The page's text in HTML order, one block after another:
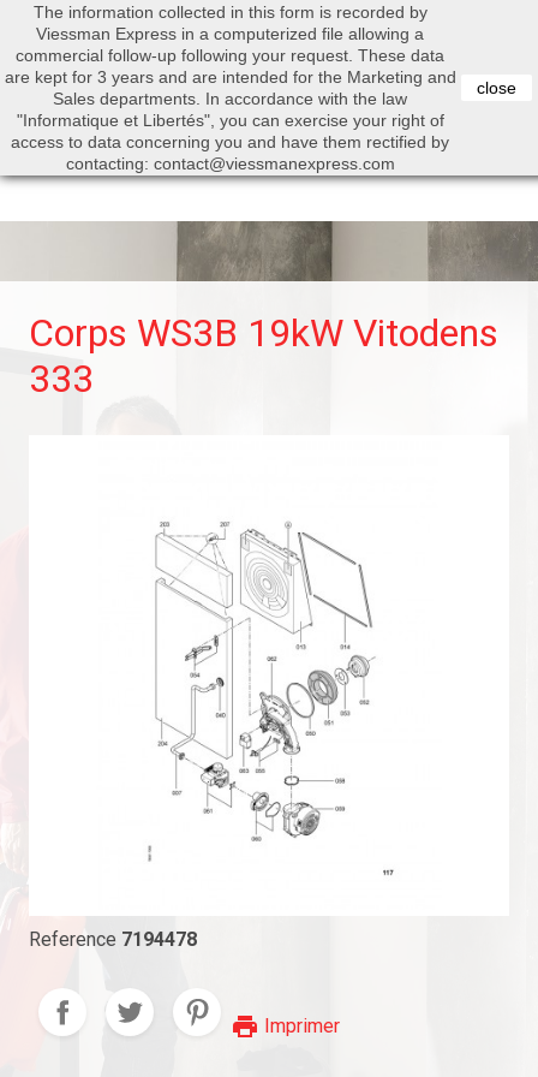
 
Search
Corps WS3B 19kW Vitodens
333
Reference 7194478
print Imprimer
The information collected in this form is recorded by
Viessman Express in a computerized file allowing a
commercial follow-up following your request. These data
are kept for 3 years and are intended for the Marketing and
Sales departments. In accordance with the law
"Informatique et Libertés", you can exercise your right of
access to data concerning you and have them rectified by
contacting: contact@viessmanexpress.com
close